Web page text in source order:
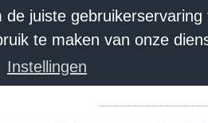
de juiste
te maken van onze
Instellingen